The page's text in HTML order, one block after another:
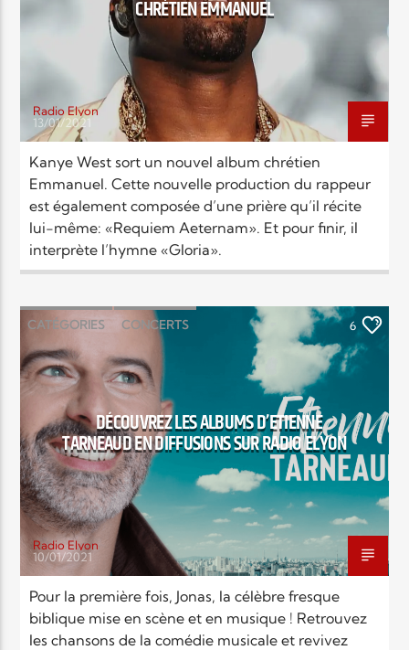
CHRÉTIEN EMMANUEL
Radio Elyon
13/01/2021
Kanye West sort un nouvel album chrétien
Emmanuel. Cette nouvelle production du rappeur
est également composée d’une prière qu’il récite
lui-même: «Requiem Aeternam». Et pour finir, il
interprète l’hymne «Gloria».
CATÉGORIES CONCERTS
LOUANGE MUSIC
6
DÉCOUVREZ LES ALBUMS D’ETIENNE
TARNEAUD EN DIFFUSIONS SUR RADIO ELYON
Radio Elyon
10/01/2021
Pour la première fois, Jonas, la célèbre fresque
biblique mise en scène et en musique ! Retrouvez
les chansons de la comédie musicale et revivez